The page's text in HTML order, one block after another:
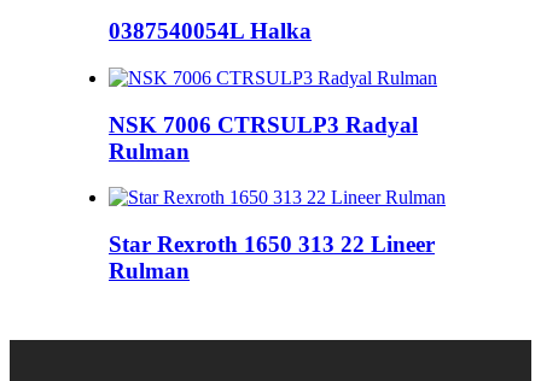
0387540054L Halka
NSK 7006 CTRSULP3 Radyal
Rulman
Star Rexroth 1650 313 22 Lineer
Rulman